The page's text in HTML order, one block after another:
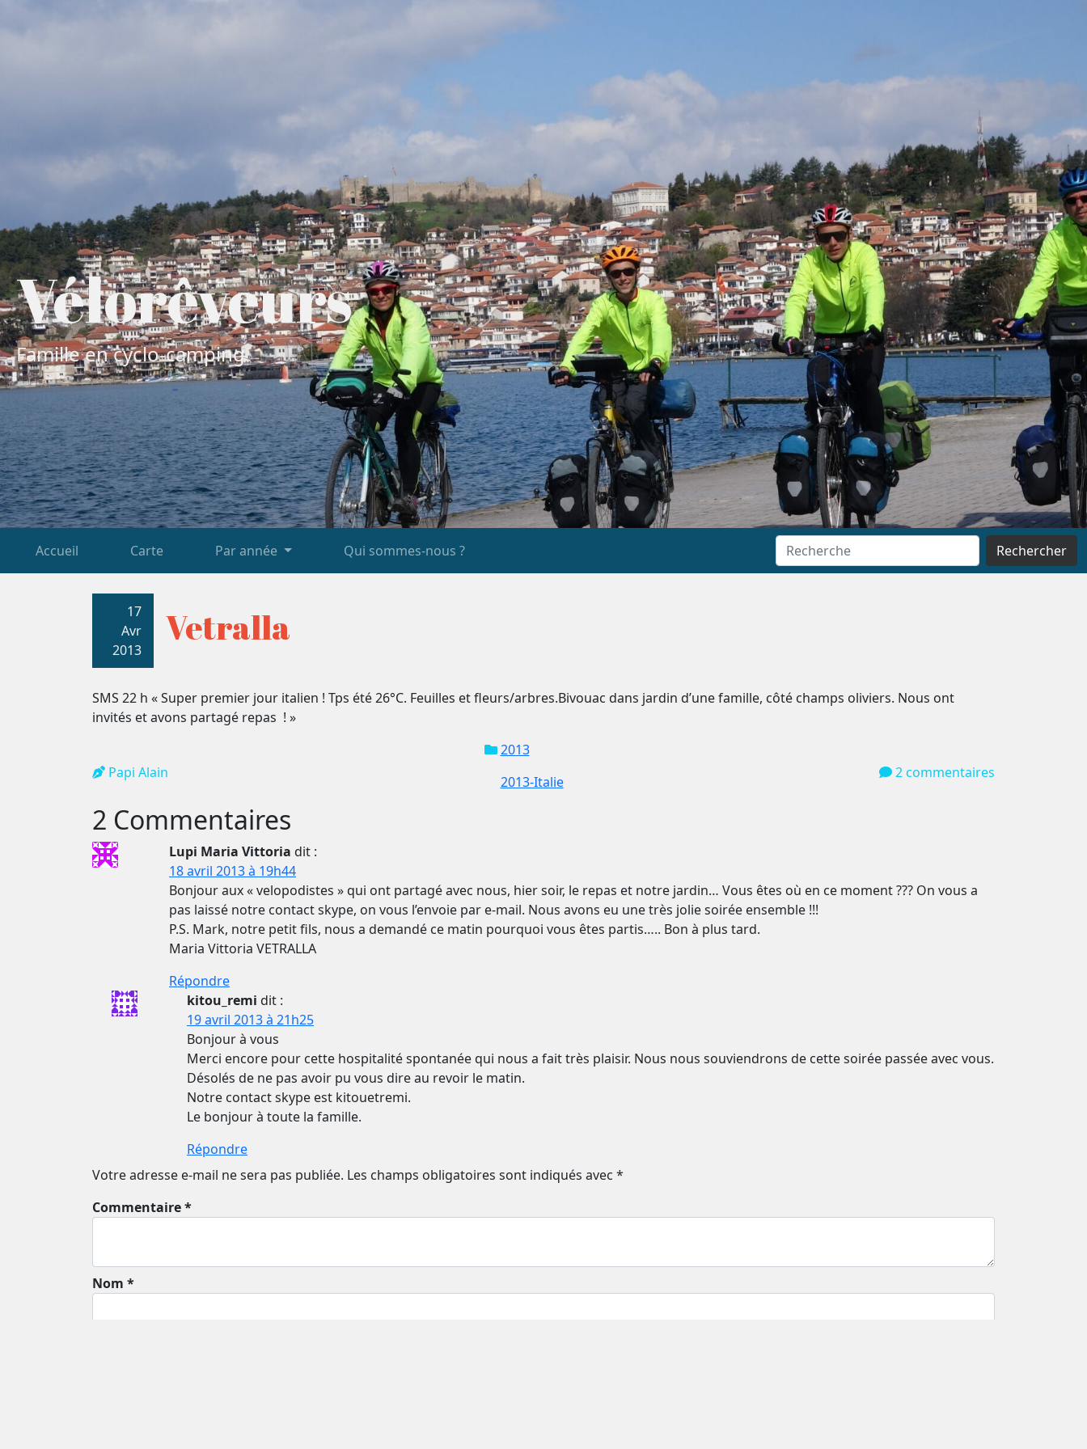
Vélorêveurs
Famille en cyclo-camping
Accueil Carte Par année Qui sommes-nous ? Rechercher
17
Avr
2013
Vetralla
SMS 22 h « Super premier jour italien ! Tps été 26°C. Feuilles et fleurs/arbres.Bivouac dans jardin d’une famille, côté champs oliviers. Nous ont
invités et avons partagé repas ! »
Papi Alain
2013
2013-Italie
2 commentaires
2 Commentaires
Lupi Maria Vittoria dit :
18 avril 2013 à 19h44
Bonjour aux « velopodistes » qui ont partagé avec nous, hier soir, le repas et notre jardin… Vous êtes où en ce moment ??? On vous a
pas laissé notre contact skype, on vous l’envoie par e-mail. Nous avons eu une très jolie soirée ensemble !!!
P.S. Mark, notre petit fils, nous a demandé ce matin pourquoi vous êtes partis….. Bon à plus tard.
Maria Vittoria VETRALLA
Répondre
kitou_remi dit :
19 avril 2013 à 21h25
Bonjour à vous
Merci encore pour cette hospitalité spontanée qui nous a fait très plaisir. Nous nous souviendrons de cette soirée passée avec vous.
Désolés de ne pas avoir pu vous dire au revoir le matin.
Notre contact skype est kitouetremi.
Le bonjour à toute la famille.
Répondre
Votre adresse e-mail ne sera pas publiée. Les champs obligatoires sont indiqués avec *
Commentaire *
Nom *